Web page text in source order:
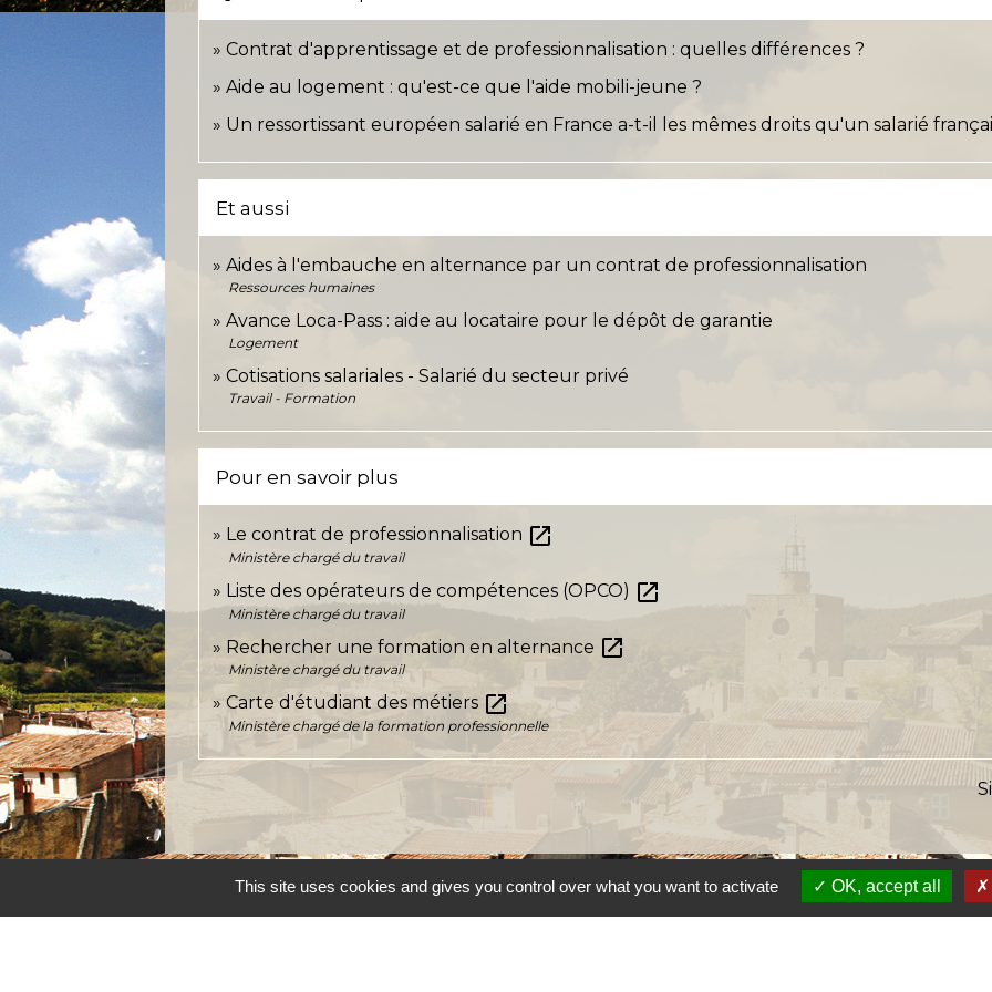
Contrat d'apprentissage et de professionnalisation : quelles différences ?
Aide au logement : qu'est-ce que l'aide mobili-jeune ?
Un ressortissant européen salarié en France a-t-il les mêmes droits qu'un salarié
Et aussi
Aides à l'embauche en alternance par un contrat de professionnalisation
Ressources humaines
Avance Loca-Pass : aide au locataire pour le dépôt de garantie
Logement
Cotisations salariales - Salarié du secteur privé
Travail - Formation
Pour en savoir plus
Le contrat de professionnalisation open_in_new
Ministère chargé du travail
Liste des opérateurs de compétences (OPCO) open_in_new
Ministère chargé du travail
Rechercher une formation en alternance open_in_new
Ministère chargé du travail
Carte d'étudiant des métiers open_in_new
Ministère chargé de la formation professionnelle
This site uses cookies and gives you control over what you want to activate OK, accept all